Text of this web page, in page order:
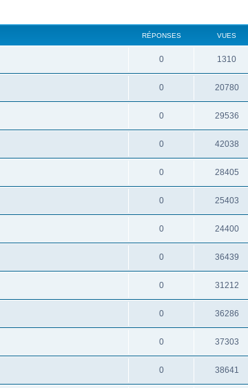
RÉPONSES VUES
0 1310
0 20780
0 29536
0 42038
0 28405
0 25403
0 24400
0 36439
0 31212
0 36286
0 37303
0 38641